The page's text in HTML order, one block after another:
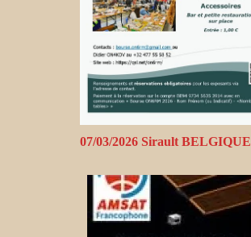
07/03/2026 Sirault BELGIQUE